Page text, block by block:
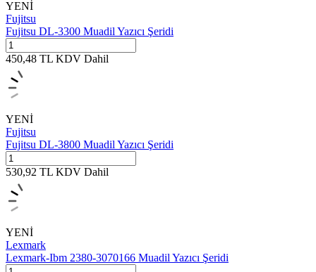
YENİ
Fujitsu
Fujitsu DL-3300 Muadil Yazıcı Şeridi
450,48 TL KDV Dahil
YENİ
Fujitsu
Fujitsu DL-3800 Muadil Yazıcı Şeridi
530,92 TL KDV Dahil
YENİ
Lexmark
Lexmark-Ibm 2380-3070166 Muadil Yazıcı Şeridi